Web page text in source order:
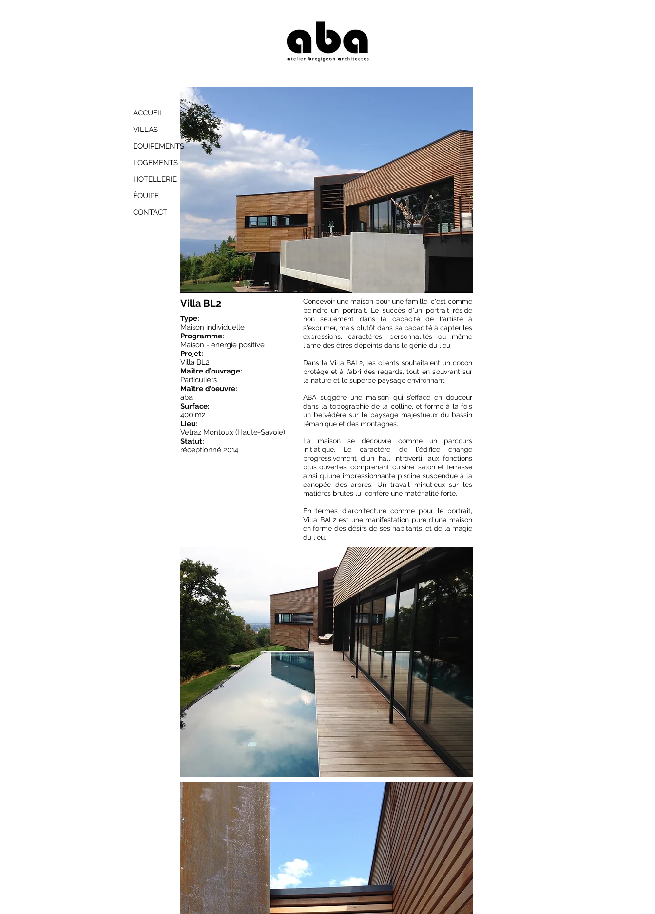
Villa BL2
Type:
Maison individuelle
Programme:
Maison - énergie positive
Projet:
Villa BL2
Maître d’ouvrage:
Particuliers
Maître d’oeuvre:
aba
Surface:
400 m2
Lieu:
Vetraz Montoux (Haute-Savoie)
Statut:
réceptionné 2014
Concevoir une maison pour une famille, c'est comme
peindre un portrait. Le succès d'un portrait réside
non seulement dans la capacité de l'artiste à
s'exprimer, mais plutôt dans sa capacité à capter les
expressions, caractères, personnalités ou même
l'âme des êtres dépeints dans le génie du lieu.
Dans la Villa BAL2, les clients souhaitaient un cocon
protégé et à l’abri des regards, tout en s’ouvrant sur
la nature et le superbe paysage environnant.
ABA suggère une maison qui s’efface en douceur
dans la topographie de la colline, et forme à la fois
un belvédère sur le paysage majestueux du bassin
lémanique et des montagnes.
La maison se découvre comme un parcours
initiatique. Le caractère de l'édifice change
progressivement d'un hall introverti, aux fonctions
plus ouvertes, comprenant cuisine, salon et terrasse
ainsi qu’une impressionnante piscine suspendue à la
canopée des arbres. Un travail minutieux sur les
matières brutes lui confère une matérialité forte.
En termes d'architecture comme pour le portrait,
Villa BAL2 est une manifestation pure d'une maison
en forme des désirs de ses habitants, et de la magie
du lieu.
ACCUEIL
VILLAS
EQUIPEMENTS
LOGEMENTS
HOTELLERIE
ÉQUIPE
CONTACT